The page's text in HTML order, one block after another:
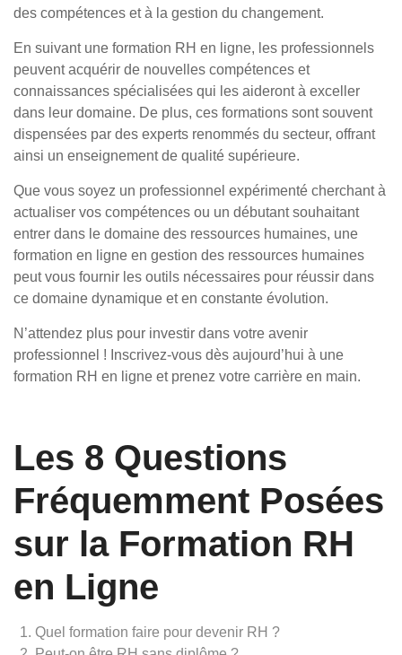
des compétences et à la gestion du changement.
En suivant une formation RH en ligne, les professionnels
peuvent acquérir de nouvelles compétences et
connaissances spécialisées qui les aideront à exceller
dans leur domaine. De plus, ces formations sont souvent
dispensées par des experts renommés du secteur, offrant
ainsi un enseignement de qualité supérieure.
Que vous soyez un professionnel expérimenté cherchant à
actualiser vos compétences ou un débutant souhaitant
entrer dans le domaine des ressources humaines, une
formation en ligne en gestion des ressources humaines
peut vous fournir les outils nécessaires pour réussir dans
ce domaine dynamique et en constante évolution.
N’attendez plus pour investir dans votre avenir
professionnel ! Inscrivez-vous dès aujourd’hui à une
formation RH en ligne et prenez votre carrière en main.
Les 8 Questions
Fréquemment Posées
sur la Formation RH
en Ligne
Quel formation faire pour devenir RH ?